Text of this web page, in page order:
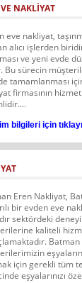
NAKLİYAT
eve nakliyat,
alıcı işlerden
ve yeni evde
Bu sürecin
tamamlanması
firmasının
bilgileri için
Eren Nakliyat,
bir evden eve
sektördeki
kaliteli
için gerekli tüm
eşyalarınızı